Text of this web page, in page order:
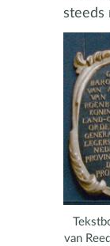
steeds
van